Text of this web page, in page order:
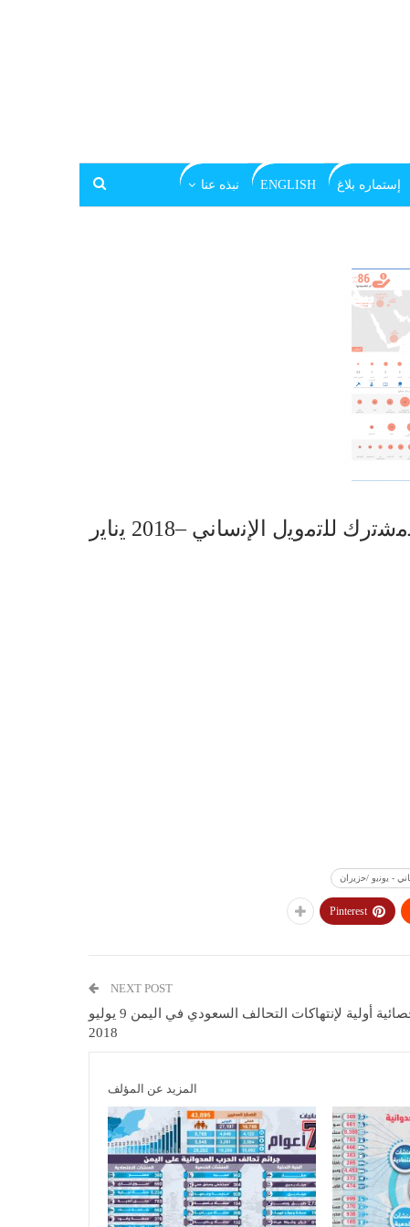
إستماره بلاغ ENGLISH نبذه عنا
اﻟﺷرق اﻷوﺳط وﺷﻣﺎل أﻓرﯾﻘﯾﺎ– اﻟﺻﻧدوق اﻟﻣﺷﺗرك ﻟﻠﺗﻣوﯾل اﻹﻧﺳﺎﻧﻲ –2018 ﯾﻧﺎﯾر
Pinterest
NEXT POST
إحصائية أولية لإنتهاكات التحالف السعودي في اليمن 9 يوليو
2018
المزيد عن المؤلف